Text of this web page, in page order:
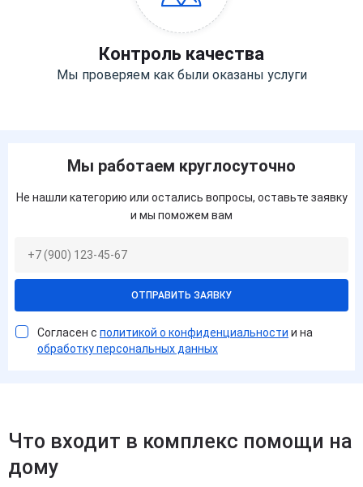
Контроль качества
Мы проверяем как были оказаны услуги
Мы работаем круглосуточно
Не нашли категорию или остались вопросы, оставьте заявку
и мы поможем вам
ОТПРАВИТЬ ЗАЯВКУ
Согласен с политикой о конфиденциальности и на
обработку персональных данных
Что входит в комплекс помощи на
дому